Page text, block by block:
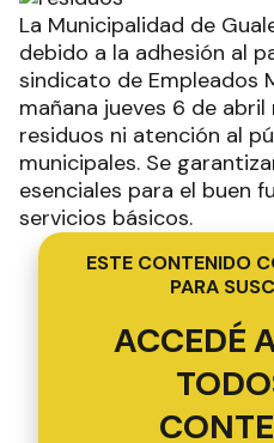
La Municipalidad de
debido a la adhesión al
sindicato de Empleados
mañana jueves 6 de
residuos ni atención al
municipales. Se
esenciales para el buen
servicios básicos.
ESTE CONTENIDO
PARA
ACCEDÉ